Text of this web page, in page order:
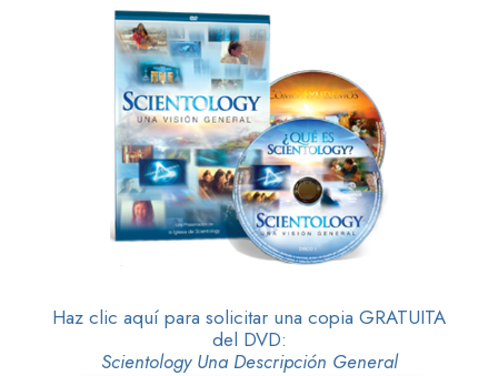
Haz clic aquí para solicitar una copia GRATUITA
del DVD:
Scientology Una Descripción General